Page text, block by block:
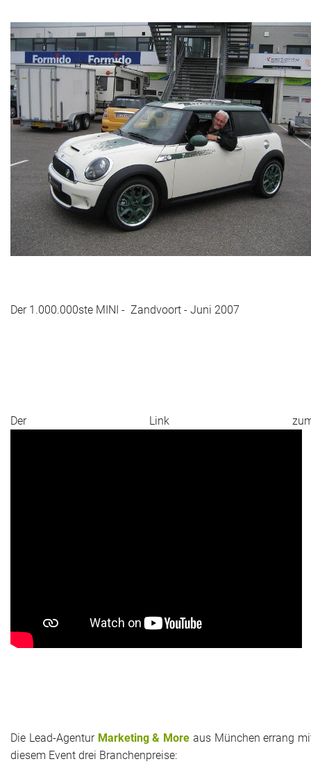
Der 1.000.000ste MINI - Zandvoort - Juni 2007
Der Link
Die Lead-Agentur Marketing & More aus München errang
diesem Event drei Branchenpreise: